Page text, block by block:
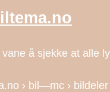
å sjekke at alle
› bil—mc ›